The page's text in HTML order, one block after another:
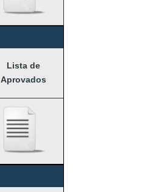
Lista de
Aprovados